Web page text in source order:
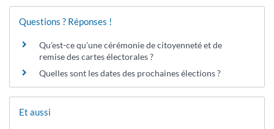
Questions ? Réponses !
Qu’est-ce qu’une cérémonie de citoyenneté et de
remise des cartes électorales ?
Quelles sont les dates des prochaines élections ?
Et aussi